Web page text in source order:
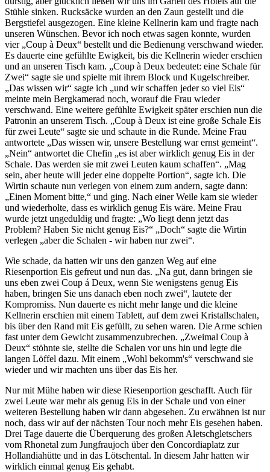
Stühle sinken. Rucksäcke wurden an den Zaun gestellt und die
Bergstiefel ausgezogen. Eine kleine Kellnerin kam und fragte nach
unseren Wünschen. Bevor ich noch etwas sagen konnte, wurden
vier Coup à Deux
bestellt und die Bedienung verschwand wieder.
Es dauerte eine gefühlte Ewigkeit, bis die Kellnerin wieder erschien
und an unseren Tisch kam.
Coup à Deux bedeutet: eine Schale für
Zwei
sagte sie und spielte mit ihrem Block und Kugelschreiber.
Das wissen wir
sagte ich
und wir schaffen jeder so viel Eis
meinte mein Bergkamerad noch, worauf die Frau wieder
verschwand. Eine weitere gefühlte Ewigkeit später erschien nun die
Patronin an unserem Tisch.
Coup à Deux ist eine große Schale Eis
für zwei Leute
sagte sie und schaute in die Runde. Meine Frau
antwortete
Das wissen wir, unsere Bestellung war ernst gemeint .
Nein
antwortet die Chefin
es ist aber wirklich genug Eis in der
Schale. Das werden sie mit zwei Leuten kaum schaffen .
Mag
sein, aber heute will jeder eine doppelte Portion , sagte ich. Die
Wirtin schaute nun verlegen von einem zum andern, sagte dann:
Einen Moment bitte,
und ging. Nach einer Weile kam sie wieder
und wiederholte, dass es wirklich genug Eis wäre. Meine Frau
wurde jetzt ungeduldig und fragte:
Wo liegt denn jetzt das
Problem? Haben Sie nicht genug Eis?
Doch
sagte die Wirtin
verlegen
aber die Schalen - wir haben nur zwei .
Wie schade, da hatten wir uns den ganzen Weg auf eine
Riesenportion Eis gefreut und nun das.
Na gut, dann bringen sie
uns eben zwei Coup á Deux, wenn Sie wenigstens genug Eis
haben, bringen Sie uns danach eben noch zwei , lautete der
Kompromiss. Nun dauerte es nicht mehr lange und die kleine
Kellnerin erschien mit einem Tablett, auf dem zwei Kristallschalen,
bis über den Rand mit Eis gefüllt, zu sehen waren. Die Arme schien
fast unter dem Gewicht zusammenzubrechen.
Zweimal Coup à
Deux
stöhnte sie, stellte die Schalen vor uns hin und legte die
langen Löffel dazu. Mit einem
Wohl bekomm's
verschwand sie
wieder und wir machten uns über das Eis her.
Nur mit Mühe haben wir diese Riesenportion geschafft. Auch für
zwei Leute war mehr als genug Eis in der Schale und von einer
weiteren Bestellung haben wir dann abgesehen. Zu erwähnen ist nur
noch, dass wir auf der nächsten Tour noch mehr Eis gesehen haben.
Drei Tage dauerte die Überquerung des großen Aletschgletschers
vom Rhonetal zum Jungfraujoch über den Concordiaplatz zur
Hollandiahütte und in das Lötschental. In diesem Jahr hatten wir
wirklich einmal genug Eis gehabt.